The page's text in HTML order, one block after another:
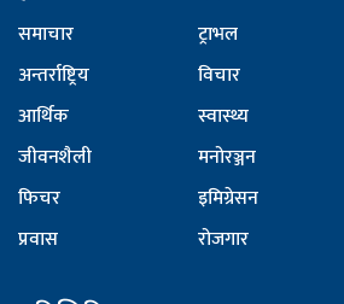
समाचार
अन्तर्राष्ट्रिय
आर्थिक
जीवनशैली
फिचर
प्रवास
ट्राभल
विचार
स्वास्थ्य
मनोरञ्जन
इमिग्रेसन
रोजगार